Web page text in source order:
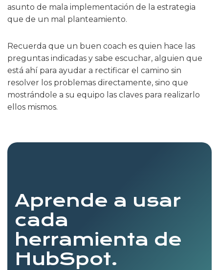
asunto de mala implementación de la estrategia
que de un mal planteamiento.
Recuerda que un buen coach es quien hace las
preguntas indicadas y sabe escuchar, alguien que
está ahí para ayudar a rectificar el camino sin
resolver los problemas directamente, sino que
mostrándole a su equipo las claves para realizarlo
ellos mismos.
Aprende a usar
cada
herramienta de
HubSpot.